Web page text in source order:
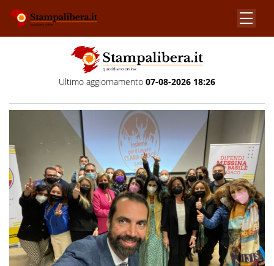
Ultimo aggiornamento 07-08-2026 18:26